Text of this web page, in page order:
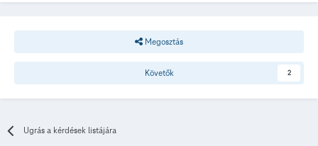
Megosztás
Követők 2
Ugrás a kérdések listájára